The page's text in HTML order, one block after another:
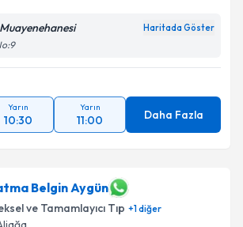
Haritada Göster
Yarın
10:30
Yarın
11:00 Daha Fazla
Belgin Aygün
ve Tamamlayıcı Tıp +1diğer